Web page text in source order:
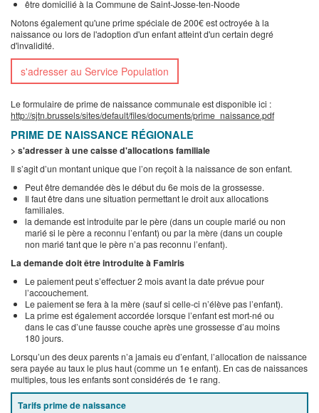
être domicilié à la Commune de Saint-Josse-ten-Noode
Notons également qu'une prime spéciale de 200€ est octroyée à la
naissance ou lors de l'adoption d'un enfant atteint d'un certain degré
d'invalidité.
s'adresser au Service Population
Le formulaire de prime de naissance communale est disponible ici :
http://sjtn.brussels/sites/default/files/documents/prime_naissance.pdf
PRIME DE NAISSANCE RÉGIONALE
> s'adresser à une caisse d'allocations familiale
Il s’agit d’un montant unique que l’on reçoit à la naissance de son enfant.
Peut être demandée dès le début du 6e mois de la grossesse.
Il faut être dans une situation permettant le droit aux allocations
familiales.
la demande est introduite par le père (dans un couple marié ou non
marié si le père a reconnu l’enfant) ou par la mère (dans un couple
non marié tant que le père n’a pas reconnu l’enfant).
La demande doit être introduite à Famiris
Le paiement peut s’effectuer 2 mois avant la date prévue pour
l’accouchement.
Le paiement se fera à la mère (sauf si celle-ci n’élève pas l’enfant).
La prime est également accordée lorsque l’enfant est mort-né ou
dans le cas d’une fausse couche après une grossesse d’au moins
180 jours.
Lorsqu’un des deux parents n’a jamais eu d’enfant, l’allocation de naissance
sera payée au taux le plus haut (comme un 1e enfant). En cas de naissances
multiples, tous les enfants sont considérés de 1e rang.
Tarifs prime de naissance